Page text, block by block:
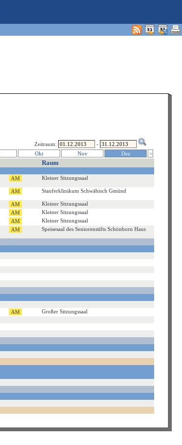
Zeitraum:
-
Okt Nov Dez >
Raum
Kleiner Sitzungssaal
Stauferklinikum Schwäbisch Gmünd
Kleiner Sitzungssaal
Kleiner Sitzungssaal
Kleiner Sitzungssaal
Speisesaal des Seniorenstifts Schönborn Haus
Großer Sitzungssaal